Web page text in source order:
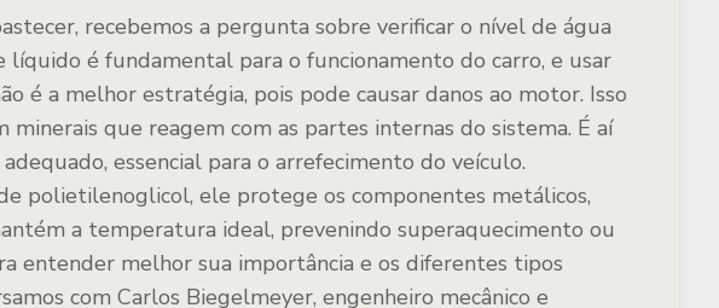
recebemos a pergunta sobre verificar o nível de água
líquido é fundamental para o funcionamento do carro, e usar
é a melhor estratégia, pois pode causar danos ao motor. Isso
minerais que reagem com as partes internas do sistema. É aí
essencial para o arrefecimento do veículo.
polietilenoglicol, ele protege os componentes metálicos,
a temperatura ideal, prevenindo superaquecimento ou
entender melhor sua importância e os diferentes tipos
com Carlos Biegelmeyer, engenheiro mecânico e